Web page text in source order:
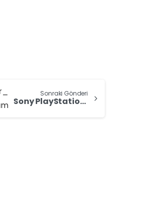
Sonraki Gönderi
Sony PlayStation Oyun Konsolu Alan Yerler: Nakit Satın Alım